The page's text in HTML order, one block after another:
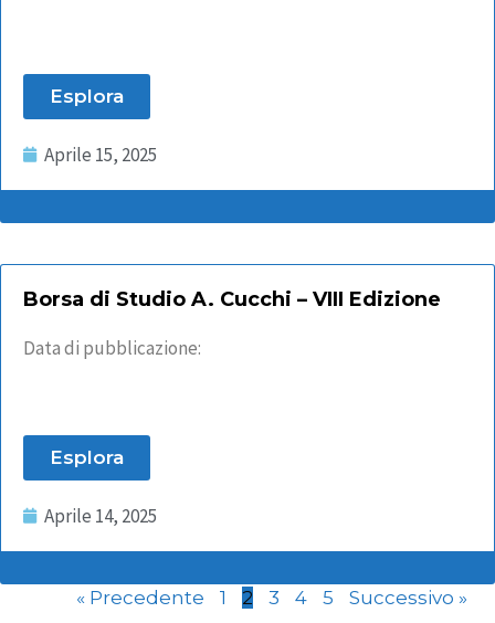
Esplora
Aprile 15, 2025
Borsa di Studio A. Cucchi – VIII Edizione
Data di pubblicazione:
Esplora
Aprile 14, 2025
« Precedente 1 2 3 4 5 Successivo »